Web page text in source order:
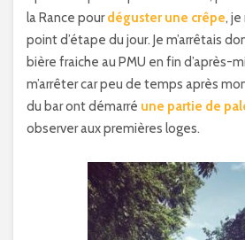
la Rance pourdéguster une crêpe, je
point d’étape du jour. Je m’arrêtais
bière fraiche au PMU en fin d’après-
m’arrêter car peu de temps après
du bar ont démarré une partie de
observer aux premières loges.